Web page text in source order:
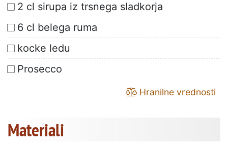
2 cl sirupa iz trsnega sladkorja
6 cl belega ruma
kocke ledu
Prosecco
Hranilne vrednosti
Materiali